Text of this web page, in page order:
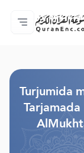
Bogga-
Audio
Adeega
Xogta
Nala
luqadda
Turjumida